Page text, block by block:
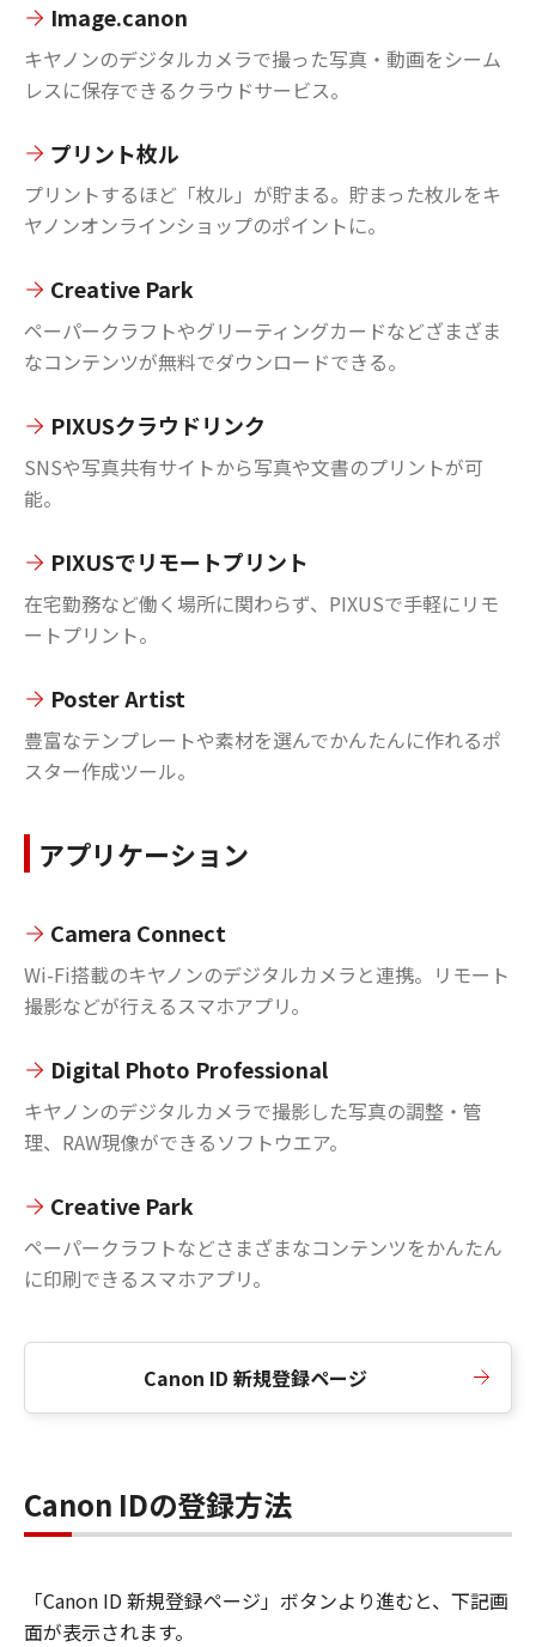
Image.canon
キヤノンのデジタルカメラで撮った写真・動画をシーム
レスに保存できるクラウドサービス。
プリント枚ル
プリントするほど「枚ル」が貯まる。貯まった枚ルをキ
ヤノンオンラインショップのポイントに。
Creative Park
ペーパークラフトやグリーティングカードなどざまざま
なコンテンツが無料でダウンロードできる。
PIXUSクラウドリンク
SNSや写真共有サイトから写真や文書のプリントが可
能。
PIXUSでリモートプリント
在宅勤務など働く場所に関わらず、PIXUSで手軽にリモ
ートプリント。
Poster Artist
豊富なテンプレートや素材を選んでかんたんに作れるポ
スター作成ツール。
アプリケーション
Camera Connect
Wi-Fi搭載のキヤノンのデジタルカメラと連携。リモート
撮影などが行えるスマホアプリ。
Digital Photo Professional
キヤノンのデジタルカメラで撮影した写真の調整・管
理、RAW現像ができるソフトウエア。
Creative Park
ペーパークラフトなどさまざまなコンテンツをかんたん
に印刷できるスマホアプリ。
Canon ID 新規登録ページ
Canon IDの登録方法
「Canon ID 新規登録ページ」ボタンより進むと、下記画
面が表示されます。